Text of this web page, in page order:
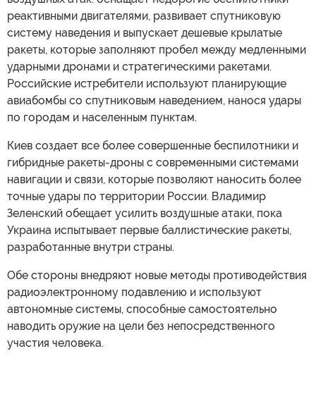
реактивными двигателями, развивает спутниковую
систему наведения и выпускает дешевые крылатые
ракеты, которые заполняют пробел между медленными
ударными дронами и стратегическими ракетами.
Российские истребители используют планирующие
авиабомбы со спутниковым наведением, нанося удары
по городам и населенным пунктам.
Киев создает все более совершенные беспилотники и
гибридные ракеты-дроны с современными системами
навигации и связи, которые позволяют наносить более
точные удары по территории России. Владимир
Зеленский обещает усилить воздушные атаки, пока
Украина испытывает первые баллистические ракеты,
разработанные внутри страны.
Обе стороны внедряют новые методы противодействия
радиоэлектронному подавлению и используют
автономные системы, способные самостоятельно
наводить оружие на цели без непосредственного
участия человека.